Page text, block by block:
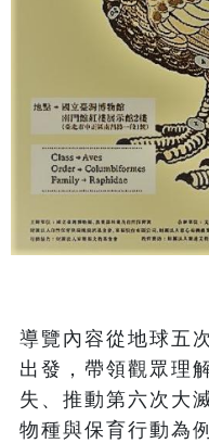
導覽內容從地球五
出發，帶領觀眾理
失、推動第六次大
物種與保育行動為